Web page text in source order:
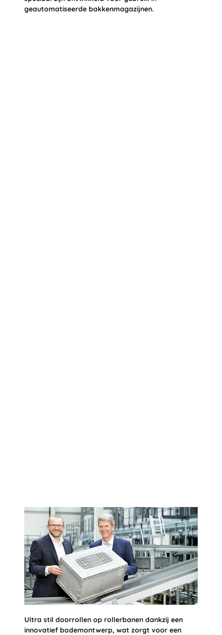
geautomatiseerde bakkenmagazijnen.
Ultra stil doorrollen op rollerbanen dankzij een
innovatief bodemontwerp, wat zorgt voor een